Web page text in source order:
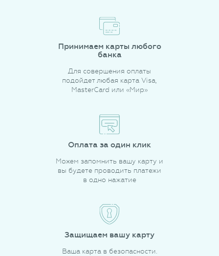
Принимаем карты любого
банка
Для совершения оплаты
подойдет любая карта Visa,
MasterCard или «Мир»
Оплата за один клик
Можем запомнить вашу карту и
вы будете проводить платежи
в одно нажатие
Защищаем вашу карту
Ваша карта в безопасности.